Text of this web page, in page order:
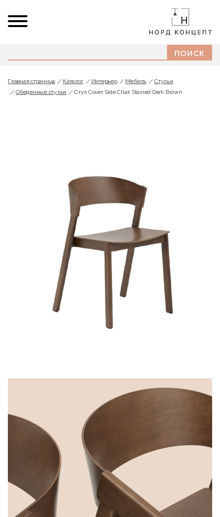
Главная страница Каталог Интерьер Мебель
Стулья
Обеденные стулья
Стул Cover Side Chair Stained Dark Brown